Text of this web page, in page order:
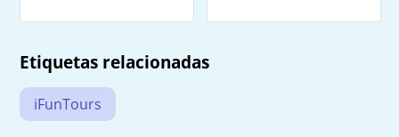
Etiquetas relacionadas
iFunTours